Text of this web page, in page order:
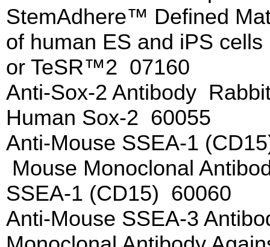
StemAdhere™ Defined
of human ES and iPS
or TeSR™2 07160
Anti-Sox-2 Antibody
Human Sox-2 60055
Anti-Mouse SSEA-1
Mouse Monoclonal
SSEA-1 (CD15) 60060
Anti-Mouse SSEA-3